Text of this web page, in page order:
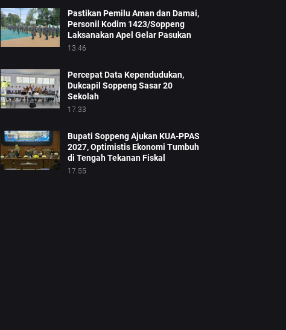
Pastikan Pemilu Aman dan Damai,
Personil Kodim 1423/Soppeng
Laksanakan Apel Gelar Pasukan
13.46
Percepat Data Kependudukan,
Dukcapil Soppeng Sasar 20
Sekolah
17.33
Bupati Soppeng Ajukan KUA-PPAS
2027, Optimistis Ekonomi Tumbuh
di Tengah Tekanan Fiskal
17.55